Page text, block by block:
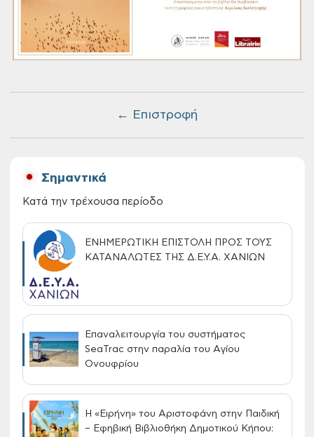
← Επιστροφή
Σημαντικά
Κατά την τρέχουσα περίοδο
ΕΝΗΜΕΡΩΤΙΚΗ ΕΠΙΣΤΟΛΗ ΠΡΟΣ ΤΟΥΣ
ΚΑΤΑΝΑΛΩΤΕΣ ΤΗΣ Δ.Ε.Υ.Α. ΧΑΝΙΩΝ
Επαναλειτουργία του συστήματος
SeaTrac στην παραλία του Αγίου
Ονουφρίου
Η «Ειρήνη» του Αριστοφάνη στην Παιδική
– Εφηβική Βιβλιοθήκη Δημοτικού Κήπου: